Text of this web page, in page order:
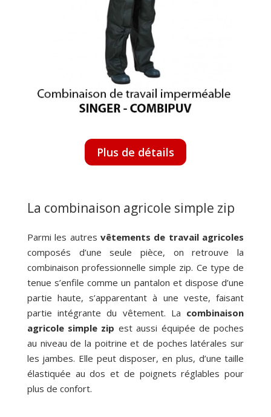
Plus de détails
La combinaison agricole simple zip
Parmi les autres vêtements de travail agricoles
composés d’une seule pièce, on retrouve la
combinaison professionnelle simple zip. Ce type de
tenue s’enfile comme un pantalon et dispose d’une
partie haute, s’apparentant à une veste, faisant
partie intégrante du vêtement. La combinaison
agricole simple zip est aussi équipée de poches
au niveau de la poitrine et de poches latérales sur
les jambes. Elle peut disposer, en plus, d’une taille
élastiquée au dos et de poignets réglables pour
plus de confort.